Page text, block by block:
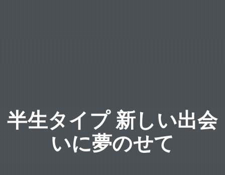
半生タイプ 新しい出会
いに夢のせて